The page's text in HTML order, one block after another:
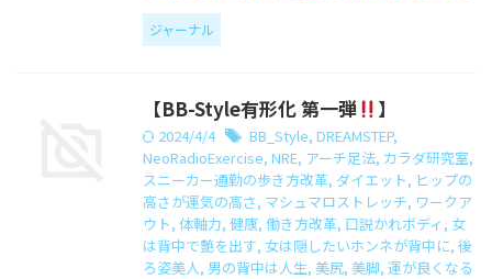
ジャーナル
【BB-Style有形化 第一弾 】
2024/4/4 BB_Style, DREAMSTEP,
NeoRadioExercise, NRE, アーチ足法, カラダ研究室,
スニーカー通勤の歩き方改革, ダイエット, ヒップの
高さが運気の高さ, マシュマロストレッチ, ワークア
ウト, 体軸力, 健康, 働き方改革, 口説かれボディ , 女
は背中で艶を出す, 女は隠したいホンネが背中に, 後
ろ姿美人, 男の背中は人生, 美尻, 美脚, 運が良くなる